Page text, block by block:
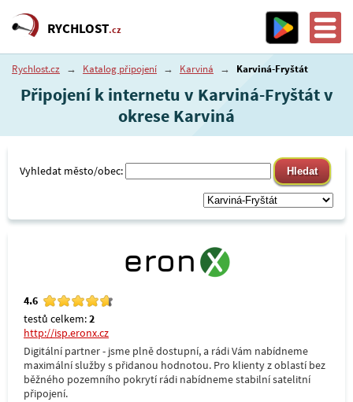
RYCHLOST.cz
Rychlost.cz → Katalog připojení → Karviná → Karviná-Fryštát
Připojení k internetu v Karviná-Fryštát v
okrese Karviná
Vyhledat město/obec:
4.6
testů celkem:2
http://isp.eronx.cz
Digitální partner - jsme plně dostupní, a rádi Vám nabídneme
maximální služby s přidanou hodnotou. Pro klienty z oblastí bez
běžného pozemního pokrytí rádi nabídneme stabilní satelitní
připojení.